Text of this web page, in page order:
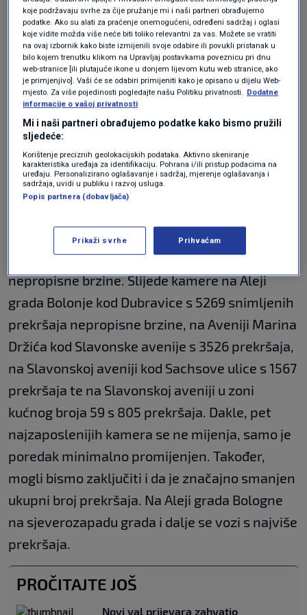
Slavonska avenija u zoni kućnog broja 59
– 2581 prekršaj
Slavonska av. kod Sachsova ulice – 1960
prekršaja
Ovo su 84 nove lokacije kamera za
brzinu. Neke od njih bit će i na
Podsjetimo, prošle godine zatražili su iste
bila je kamera na Aleji grada Bolonje kod
Podsusedske aleje s 9926 snimljenih prekršaja
nepropisne brzine. Slijede kamere na Aleji
grada Bolonje kod Dubravice s 5269 snimljenih
prekršaja nepropisne brzine, na Aveniji Marina
Držića kod Slavonske avenije s 3526 prekršaja,
na Slavonskoj aveniji kod Sachsove ulice s 1567
prekršaja te na Slavonskoj aveniji u zoni
kućnog broja 59 s 805 prekršaja. Dakle, pet
najzaposlenijih kamera se ne mijenja, samo je
poredak minimalno promijenjen. Također,
mogli bismo zaključiti i da je značajno smanjen
ukupni broj prekršaja. Na Aleji grada Bologne
na sjeverozapadu grada i dalje se vozi s najviše
prekršaja.
PROČITAJTE JOŠ
Novi val prijevara zahvatio
koje podržavaju svrhe za čije pružanje mi i naši partneri obrađujemo
podatke. Ako su alati za praćenje onemogućeni, određeni sadržaj i oglasi
koje vidite možda više neće biti toliko relevantni za vas. Možete se vratiti
na ovaj izbornik kako biste izmijenili svoje odabire ili povukli pristanak u
bilo kojem trenutku klikom na Upravljaj postavkama poveznicu pri dnu
web-stranice [ili plutajuće ikone u donjem lijevom kutu web stranice, ako
je primjenjivo]. Vaši će se odabiri primijeniti kako je opisano u dijelu Web-
mjesto. Za više pojedinosti pogledajte našu Politiku privatnosti. Dodatne
informacije o vašoj privatnosti
Mi i naši partneri obrađujemo podatke kako bismo pružili
sljedeće:
Korištenje preciznih geolokacijskih podataka. Aktivno skeniranje
karakteristika uređaja za identifikaciju. Pohrana i/ili pristup podacima na
uređaju. Personalizirano oglašavanje i sadržaj, mjerenje oglašavanja i
sadržaja, uvidi u publiku i razvoj usluga.
Popis partnera (dobavljača)
Prikaži svrhe Prihvaćam